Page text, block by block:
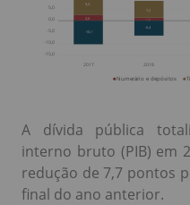
A dívida pública
interno bruto (PIB) em
redução de 7,7 pontos
final do ano anterior.